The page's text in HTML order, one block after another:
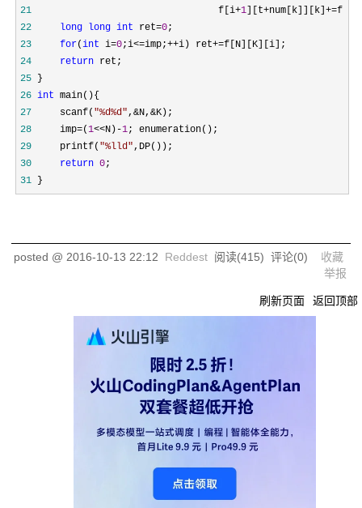
21
                                 f[i+
1 ][t+num[k]][k]+=
22
long long int ret=0
23
for(int i=0;i<=imp;++i) ret+=
24
return
25
26 int
27
     scanf(
"%d%d",&N,&
28
     imp=(
1<<N)-1
29
     printf(
"%lld"
30
return 0
31 }
posted @ 2016-10-13 22:12 Reddest 阅读(415) 评论(0) 收藏
举报
刷新页面 返回顶部